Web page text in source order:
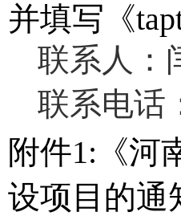
并填写《
联系人：
联系电话
附件1: 《河
设项目的通